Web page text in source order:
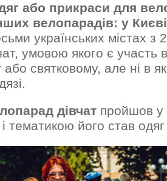
або прикраси для
велопарадів: у
українських містах з
умовою якого є участь
святковому, але ні в
дівчат пройшов у
тематикою його став одяг